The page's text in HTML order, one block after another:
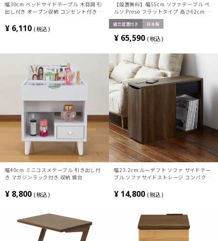
幅30cm ベッドサイドテーブル 木目調 引
出し付き オープン収納 コンセント付き ナ
ウン ナチュラル ホワイト
¥ 6,110 税込
【設置無料】幅55cm ソファテーブル ペ
ルソ Preso フラットタイプ 高さ62cm ホ
ワイト脚 1人用テーブル メラミン天板 パ
ーソナルテーブル ソロワーク LT-
450FLE6AMBK コクヨ
組立設置付き 日本製
¥ 65,590 税込
幅40cm ミニコスメテーブル 引き出し付
き マガジンラック付き 収納 鏡台
¥ 8,800 税込
幅23.2cm ルーデフト ソファ サイドテー
ブル ソファサイドストレージ コンパクト
ミ箱 収納 ワゴン 左右選択可 キャスター
付き
¥ 14,800 税込